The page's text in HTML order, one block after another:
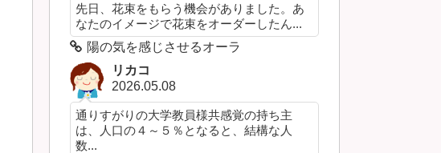
先日、花束をもらう機会がありました。あ
なたのイメージで花束をオーダーしたん...
陽の気を感じさせるオーラ
リカコ
2026.05.08
通りすがりの大学教員様共感覚の持ち主
は、人口の４～５％となると、結構な人
数...